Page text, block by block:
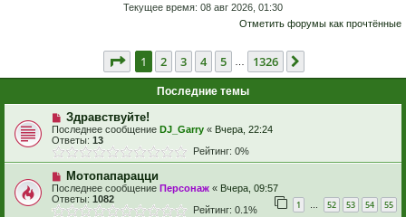
Текущее время: 08 авг 2026, 01:30
Отметить форумы как прочтённые
Страница из 1326
1 2 3 4 5 1326
Последние темы
Здравствуйте!
Последнее сообщение DJ_Garry « Вчера, 22:24
Ответы: 13
Рейтинг: 0%
Мотопапарацци
Последнее сообщение Персонаж « Вчера, 09:57
Ответы: 1082 1 … 52 53 54 55
Рейтинг: 0.1%